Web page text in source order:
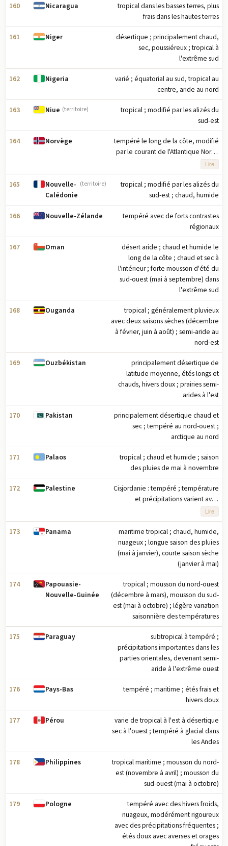
160 Nicaragua
tropical dans les basses terres, plus
frais dans les hautes terres
161 Niger
désertique ; principalement chaud,
sec, poussiéreux ; tropical à
l'extrême sud
162 Nigeria
varié ; équatorial au sud, tropical au
centre, aride au nord
163 Niue (territoire)
tropical ; modifié par les alizés du
sud-est
164 Norvège
tempéré le long de la côte, modifié
par le courant de l'Atlantique Nord ;
intérieur plus froid avec des
précipitations accrues et des étés
plus froids ; pluvieux toute l'année
sur la côte ouest
Lire
165
Nouvelle-
Calédonie
(territoire)
tropical ; modifié par les alizés du
sud-est ; chaud, humide
166 Nouvelle-Zélande
tempéré avec de forts contrastes
régionaux
167 Oman
désert aride ; chaud et humide le
long de la côte ; chaud et sec à
l'intérieur ; forte mousson d'été du
sud-ouest (mai à septembre) dans
l'extrême sud
168 Ouganda
tropical ; généralement pluvieux
avec deux saisons sèches (décembre
à février, juin à août) ; semi-aride au
nord-est
169 Ouzbékistan
principalement désertique de
latitude moyenne, étés longs et
chauds, hivers doux ; prairies semi-
arides à l'est
170 Pakistan
principalement désertique chaud et
sec ; tempéré au nord-ouest ;
arctique au nord
171 Palaos
tropical ; chaud et humide ; saison
des pluies de mai à novembre
172 Palestine
Cisjordanie : tempéré ; température
et précipitations varient avec
l'altitude, étés chauds, hivers frais à
doux ; Bande de Gaza : tempéré,
hivers doux, étés secs et chauds
Lire
173 Panama
maritime tropical ; chaud, humide,
nuageux ; longue saison des pluies
(mai à janvier), courte saison sèche
(janvier à mai)
174
Papouasie-
Nouvelle-Guinée
tropical ; mousson du nord-ouest
(décembre à mars), mousson du sud-
est (mai à octobre) ; légère variation
saisonnière des températures
175 Paraguay
subtropical à tempéré ;
précipitations importantes dans les
parties orientales, devenant semi-
aride à l'extrême ouest
176 Pays-Bas
tempéré ; maritime ; étés frais et
hivers doux
177 Pérou
varie de tropical à l'est à désertique
sec à l'ouest ; tempéré à glacial dans
les Andes
178 Philippines
tropical maritime ; mousson du nord-
est (novembre à avril) ; mousson du
sud-ouest (mai à octobre)
179 Pologne
tempéré avec des hivers froids,
nuageux, modérément rigoureux
avec des précipitations fréquentes ;
étés doux avec averses et orages